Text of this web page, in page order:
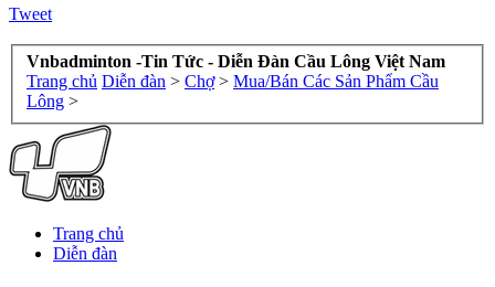
Tweet
Vnbadminton -Tin Tức - Diễn Đàn Cầu Lông Việt Nam
Trang chủ Diễn đàn > Chợ > Mua/Bán Các Sản Phẩm Cầu
Lông >
Trang chủ
Diễn đàn